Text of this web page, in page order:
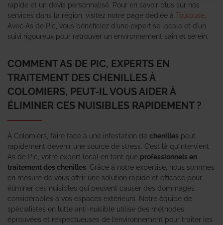
rapide et un devis personnalisé. Pour en savoir plus sur nos
services dans la région, visitez notre page dédiée à Toulouse
Avec As de Pic, vous bénéficiez d’une expertise locale et d’un
suivi rigoureux pour retrouver un environnement sain et serein.
COMMENT AS DE PIC, EXPERTS EN
TRAITEMENT DES CHENILLES À
COLOMIERS, PEUT-IL VOUS AIDER À
ÉLIMINER CES NUISIBLES RAPIDEMENT ?
À Colomiers, faire face à une infestation de chenilles peut
rapidement devenir une source de stress. C’est là qu’intervient
As de Pic, votre expert local en tant que professionnels en
traitement des chenilles . Grâce à notre expertise, nous sommes
en mesure de vous offrir une solution rapide et efficace pour
éliminer ces nuisibles qui peuvent causer des dommages
considérables à vos espaces extérieurs. Notre équipe de
spécialistes en lutte anti-nuisible utilise des méthodes
éprouvées et respectueuses de l’environnement pour traiter les